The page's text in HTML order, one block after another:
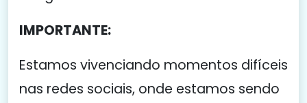
IMPORTANTE:
Estamos vivenciando momentos difíceis
nas redes sociais, onde estamos sendo